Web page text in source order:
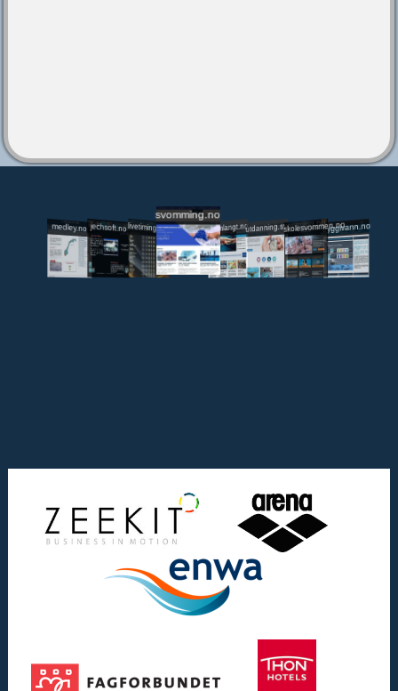
medley.no jechsoft.nolivetiming.medley.no
svomming.no
svomlangt.noutdanning.svomming.no
skolesvommen.notryggivann.no